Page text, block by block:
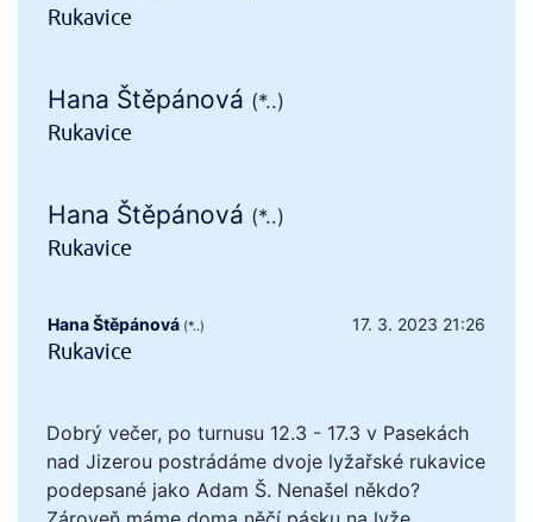
Rukavice
Hana Štěpánová (*..)
Rukavice
Hana Štěpánová (*..)
Rukavice
Hana Štěpánová (*..) 17. 3. 2023 21:26
Rukavice
Dobrý večer, po turnusu 12.3 - 17.3 v Pasekách
nad Jizerou postrádáme dvoje lyžařské rukavice
podepsané jako Adam Š. Nenašel někdo?